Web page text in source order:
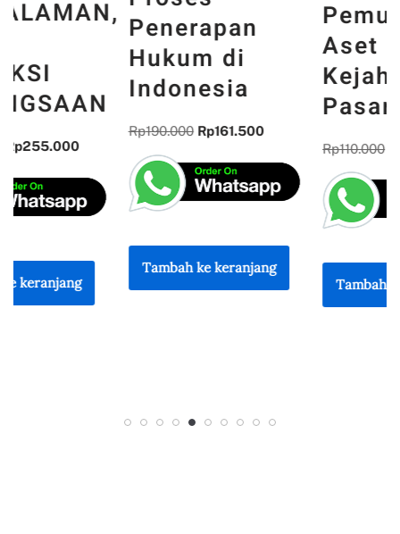
Penerapan
Hukum di
Indonesia
161.500
Tambah ke keranjang
Pemulihan
Aset Korban
Kejahatan
Pasar Modal
93.500
Tambah ke keranjang